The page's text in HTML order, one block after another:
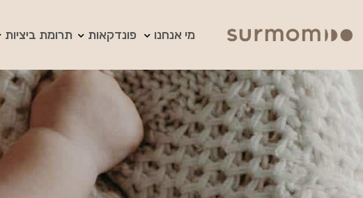
מי אנחנו פונדקאות תרומת ביציות